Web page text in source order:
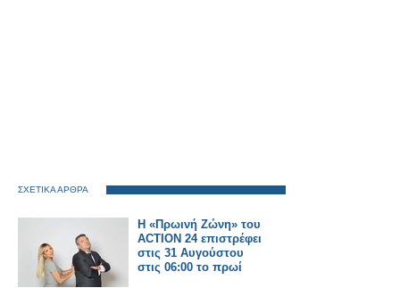
ΣΧΕΤΙΚΑ ΑΡΘΡΑ
Η «Πρωινή Ζώνη» του
ACTION 24 επιστρέφει
στις 31 Αυγούστου
στις 06:00 το πρωί